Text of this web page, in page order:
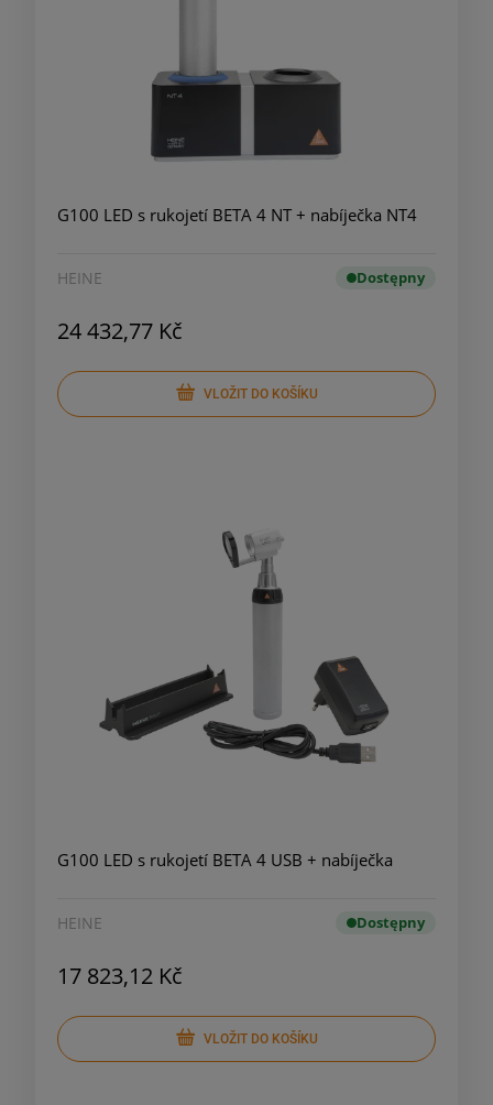
G100 LED s rukojetí BETA 4 NT + nabíječka NT4
HEINE Dostępny
24 432,77 Kč
VLOŽIT DO KOŠÍKU
G100 LED s rukojetí BETA 4 USB + nabíječka
HEINE Dostępny
17 823,12 Kč
VLOŽIT DO KOŠÍKU